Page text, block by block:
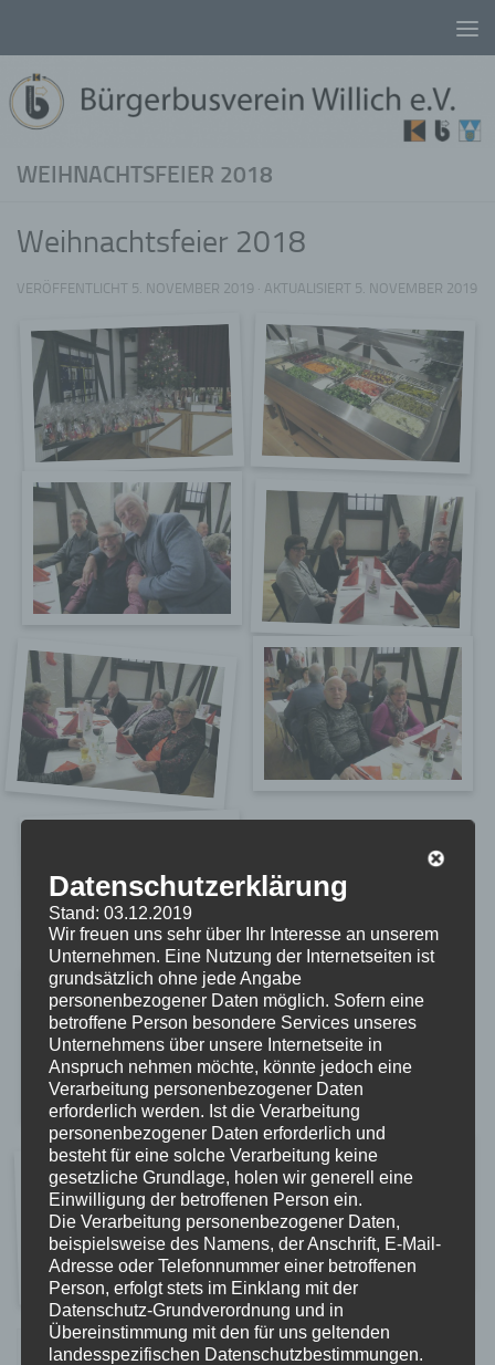
WEIHNACHTSFEIER 2018
Weihnachtsfeier 2018
VERÖFFENTLICHT 5. NOVEMBER 2019 · AKTUALISIERT 5. NOVEMBER 2019
2 3 4
Datenschutzerklärung
Stand: 03.12.2019
Wir freuen uns sehr über Ihr Interesse an unserem
Unternehmen. Eine Nutzung der Internetseiten ist
grundsätzlich ohne jede Angabe
personenbezogener Daten möglich. Sofern eine
betroffene Person besondere Services unseres
Unternehmens über unsere Internetseite in
Anspruch nehmen möchte, könnte jedoch eine
Verarbeitung personenbezogener Daten
erforderlich werden. Ist die Verarbeitung
personenbezogener Daten erforderlich und
besteht für eine solche Verarbeitung keine
gesetzliche Grundlage, holen wir generell eine
Einwilligung der betroffenen Person ein.
Die Verarbeitung personenbezogener Daten,
beispielsweise des Namens, der Anschrift, E-Mail-
Adresse oder Telefonnummer einer betroffenen
Person, erfolgt stets im Einklang mit der
Datenschutz-Grundverordnung und in
Übereinstimmung mit den für uns geltenden
landesspezifischen Datenschutzbestimmungen.